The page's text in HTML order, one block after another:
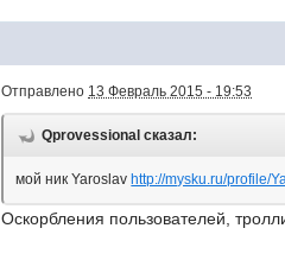
Отправлено 13 Февраль 2015 - 19:53
Qprovessional сказал:
мой ник Yaroslav http://mysku.ru/profile/
Оскорбления пользователей,